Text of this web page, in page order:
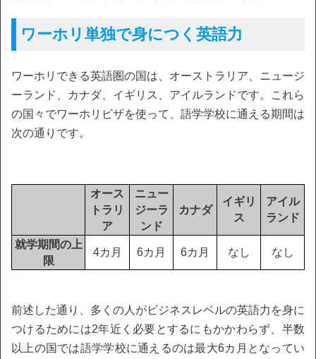
ワーホリ単独で身につく英語力
ワーホリできる英語圏の国は、オーストラリア、ニュージ
ーランド、カナダ、イギリス、アイルランドです。これら
の国々でワーホリビザを使って、語学学校に通える期間は
次の通りです。
オース
トラリ
ア
ニュー
ジーラ
ンド
カナダ
イギリ
ス
アイル
ランド
就学期間の上
限
4カ月 6カ月 6カ月 なし なし
前述した通り、多くの人がビジネスレベルの英語力を身に
つけるためには2年近く必要とするにもかかわらず、半数
以上の国では語学学校に通えるのは最大6カ月となってい